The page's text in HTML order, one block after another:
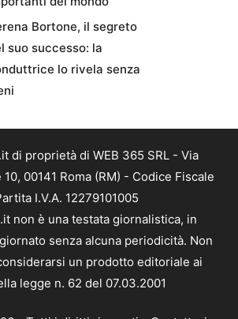
Bortone, il segreto
suo successo: la
lo rivela senza
di proprietà di WEB 365 SRL - Via
00141 Roma (RM) - Codice Fiscale
I.V.A. 12279101005
non è una testata giornalistica, in
senza alcuna periodicità. Non
un prodotto editoriale ai
legge n. 62 del 07.03.2001